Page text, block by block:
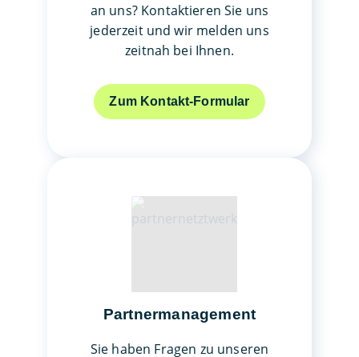
an uns? Kontaktieren Sie uns
jederzeit und wir melden uns
zeitnah bei Ihnen.
Zum Kontakt-Formular
Partnermanagement
Sie haben Fragen zu unseren